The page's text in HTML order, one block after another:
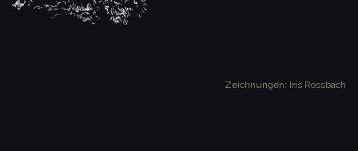
Zeichnungen: Iris Rossbach